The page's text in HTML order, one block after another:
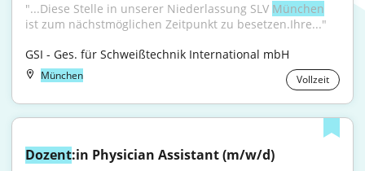
"...Diese Stelle in unserer Niederlassung SLV München
ist zum nächstmöglichen Zeitpunkt zu besetzen.Ihre..."
GSI - Ges. für Schweißtechnik International mbH
München Vollzeit
Dozent:in Physician Assistant (m/w/d)